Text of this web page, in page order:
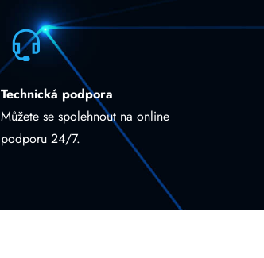
Technická podpora
Můžete se spolehnout na online
podporu 24/7.